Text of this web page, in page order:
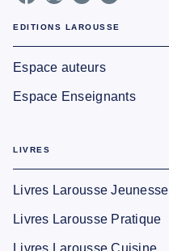
EDITIONS LAROUSSE
Espace auteurs
Espace Enseignants
LIVRES
Livres Larousse Jeunesse
Livres Larousse Pratique
Livres Larousse Cuisine